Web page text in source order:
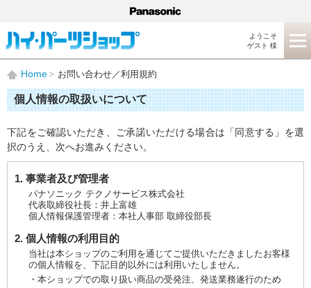
ようこそ
ゲスト 様
Home お問い合わせ／利用規約
個人情報の取扱いについて
下記をご確認いただき、ご承諾いただける場合は「同意する」を選
択のうえ、次へお進みください。
1. 事業者及び管理者
パナソニック テクノサービス株式会社
代表取締役社長：井上富雄
個人情報保護管理者：本社人事部 取締役部長
2. 個人情報の利用目的
当社は本ショップのご利用を通じてご提供いただきましたお客様
の個人情報を、下記目的以外には利用いたしません。
・本ショップでの取り扱い商品の受発注、発送業務遂行のため